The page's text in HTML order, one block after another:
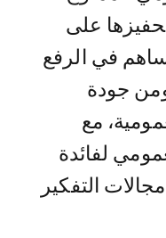
على
في الرفع
جودة
مع
لفائدة
التفكير